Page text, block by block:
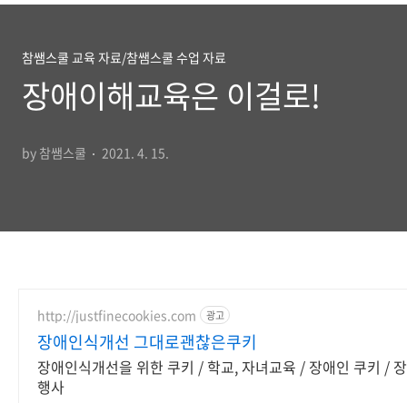
참쌤스쿨 교육 자료/참쌤스쿨 수업 자료
장애이해교육은 이걸로!
by 참쌤스쿨 2021. 4. 15.
http://justfinecookies.com 광고
장애인식개선 그대로괜찮은쿠키
장애인식개선을 위한 쿠키 / 학교, 자녀교육 / 장애인 쿠키 /
행사